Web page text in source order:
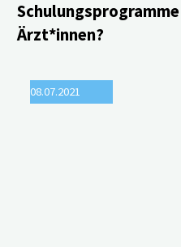
Aktivitäten
Ärzt*innen?
08.07.2021